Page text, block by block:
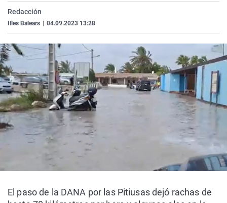
Redacción
Illes Balears 04.09.2023 13:28
El paso de la DANA por las Pitiusas dejó rachas de